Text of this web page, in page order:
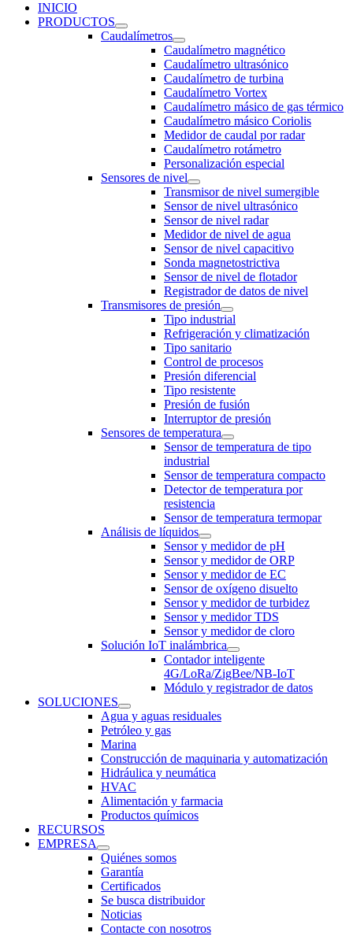
INICIO
PRODUCTOS
Caudalímetros
Caudalímetro magnético
Caudalímetro ultrasónico
Caudalímetro de turbina
Caudalímetro Vortex
Caudalímetro másico de gas térmico
Caudalímetro másico Coriolis
Medidor de caudal por radar
Caudalímetro rotámetro
Personalización especial
Sensores de nivel
Transmisor de nivel sumergible
Sensor de nivel ultrasónico
Sensor de nivel radar
Medidor de nivel de agua
Sensor de nivel capacitivo
Sonda magnetostrictiva
Sensor de nivel de flotador
Registrador de datos de nivel
Transmisores de presión
Tipo industrial
Refrigeración y climatización
Tipo sanitario
Control de procesos
Presión diferencial
Tipo resistente
Presión de fusión
Interruptor de presión
Sensores de temperatura
Sensor de temperatura de tipo
industrial
Sensor de temperatura compacto
Detector de temperatura por
resistencia
Sensor de temperatura termopar
Análisis de líquidos
Sensor y medidor de pH
Sensor y medidor de ORP
Sensor y medidor de EC
Sensor de oxígeno disuelto
Sensor y medidor de turbidez
Sensor y medidor TDS
Sensor y medidor de cloro
Solución IoT inalámbrica
Contador inteligente
4G/LoRa/ZigBee/NB-IoT
Módulo y registrador de datos
SOLUCIONES
Agua y aguas residuales
Petróleo y gas
Marina
Construcción de maquinaria y automatización
Hidráulica y neumática
HVAC
Alimentación y farmacia
Productos químicos
RECURSOS
EMPRESA
Quiénes somos
Garantía
Certificados
Se busca distribuidor
Noticias
Contacte con nosotros